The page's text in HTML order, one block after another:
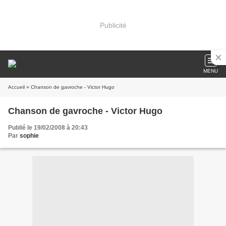
Publicité
MENU
Accueil » Chanson de gavroche - Victor Hugo
Chanson de gavroche - Victor Hugo
Publié le 19/02/2008 à 20:43
Par sophie